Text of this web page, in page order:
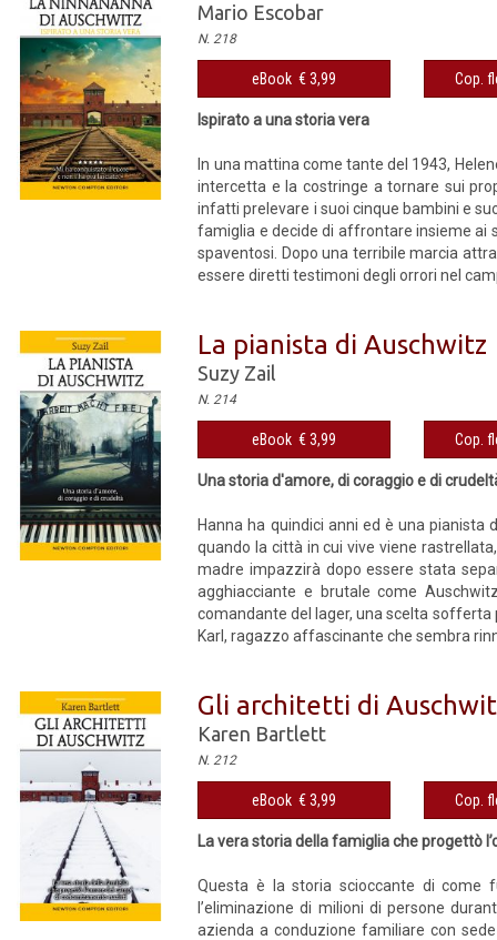
Mario Escobar
N. 218
eBook € 3,99 Cop.
Ispirato a una storia vera
In una mattina come tante del 1943,
intercetta e la costringe a tornare sui
infatti prelevare i suoi cinque bambini e
famiglia e decide di affrontare insieme ai
spaventosi. Dopo una terribile marcia
essere diretti testimoni degli orrori nel
La pianista di Auschwitz
Suzy Zail
N. 214
eBook € 3,99 Cop.
Una storia d'amore, di coraggio e di
Hanna ha quindici anni ed è una
quando la città in cui vive viene
madre impazzirà dopo essere stata
agghiacciante e brutale come
comandante del lager, una scelta sofferta
Karl, ragazzo affascinante che sembra
Gli architetti di
Karen Bartlett
N. 212
eBook € 3,99 Cop.
La vera storia della famiglia che progettò
Questa è la storia scioccante di come
l’eliminazione di milioni di persone
azienda a conduzione familiare con